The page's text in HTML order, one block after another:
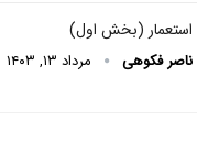
استعمار (بخش اول)
ناصر فکوهی مرداد ۱۳, ۱۴۰۳